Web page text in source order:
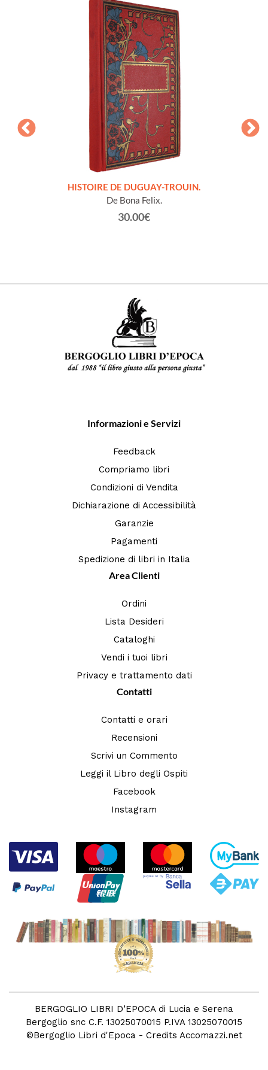
HISTOIRE DE DUGUAY-TROUIN.
De Bona Felix.
30.00€
Informazioni e Servizi
Feedback
Compriamo libri
Condizioni di Vendita
Dichiarazione di Accessibilità
Garanzie
Pagamenti
Spedizione di libri in Italia
Area Clienti
Ordini
Lista Desideri
Cataloghi
Vendi i tuoi libri
Privacy e trattamento dati
Contatti
Contatti e orari
Recensioni
Scrivi un Commento
Leggi il Libro degli Ospiti
Facebook
Instagram
BERGOGLIO LIBRI D’EPOCA di Lucia e Serena
Bergoglio snc C.F. 13025070015 P.IVA 13025070015
©Bergoglio Libri d'Epoca - Credits Accomazzi.net